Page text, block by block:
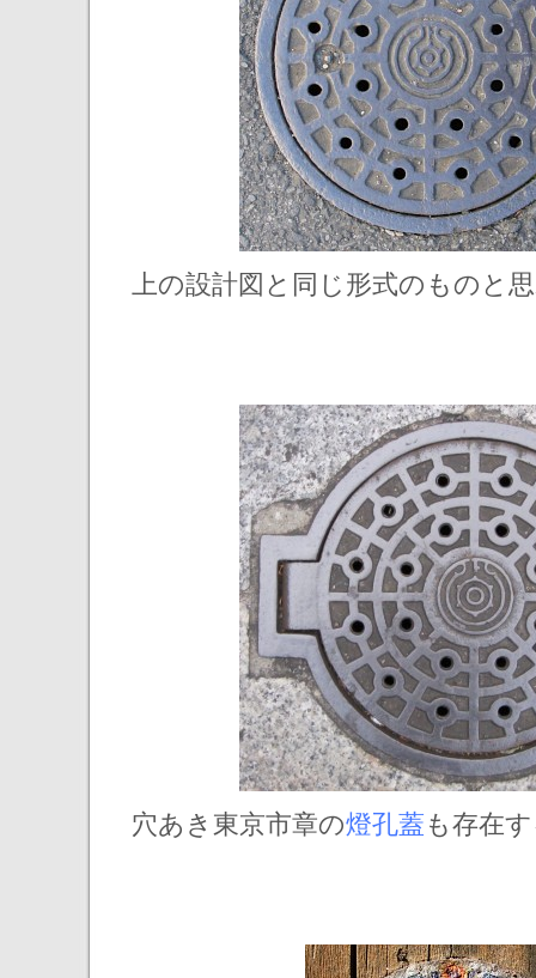
上の設計図と同じ形式のものと
穴あき東京市章の燈孔蓋 も存在